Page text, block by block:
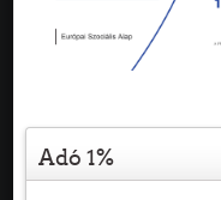
Adó 1%